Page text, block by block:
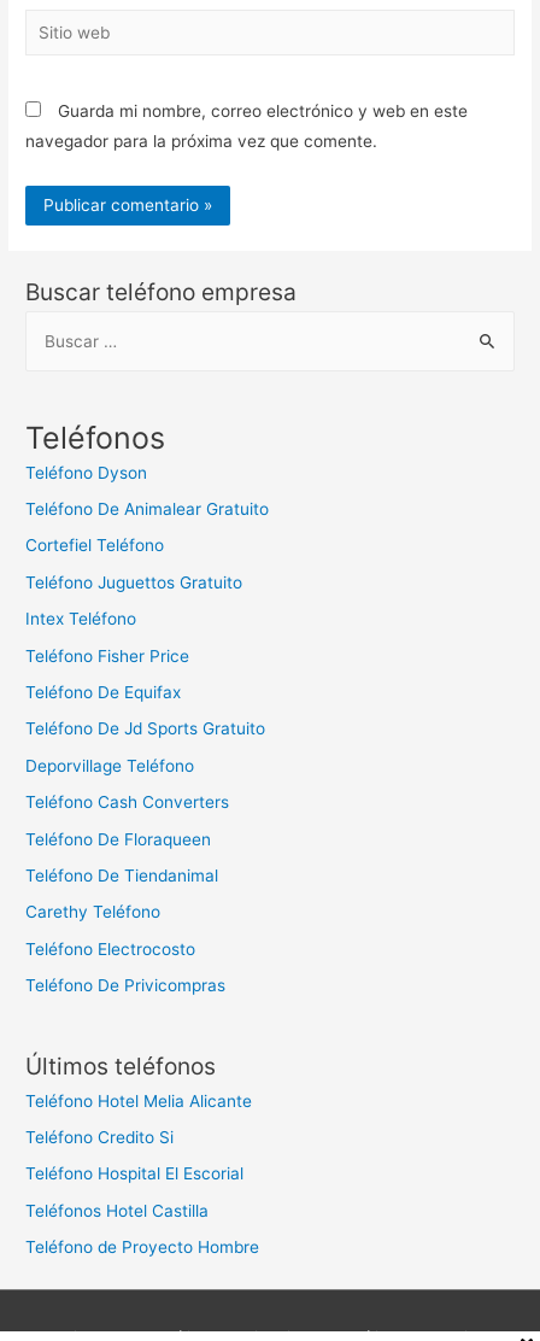
Sitio
Guarda mi nombre, correo electrónico y web en este
navegador para la próxima vez que comente.
Buscar teléfono empresa
c
:
Teléfonos
Teléfono Dyson
Teléfono De Animalear Gratuito
Cortefiel Teléfono
Teléfono Juguettos Gratuito
Intex Teléfono
Teléfono Fisher Price
Teléfono De Equifax
Teléfono De Jd Sports Gratuito
Deporvillage Teléfono
Teléfono Cash Converters
Teléfono De Floraqueen
Teléfono De Tiendanimal
Carethy Teléfono
Teléfono Electrocosto
Teléfono De Privicompras
Últimos teléfonos
Teléfono Hotel Melia Alicante
Teléfono Credito Si
Teléfono Hospital El Escorial
Teléfonos Hotel Castilla
Teléfono de Proyecto Hombre